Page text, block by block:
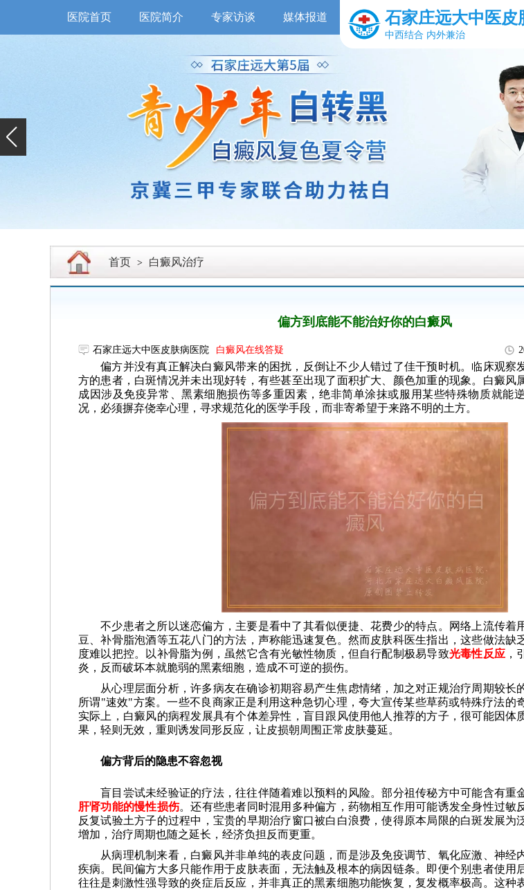
医院首页 医院简介 专家访谈 媒体报道 石家庄远大中医皮
中西结合 内外兼治
首页 > 白癜风治疗
偏方到底能不能治好你的白癜风
石家庄远大中医皮肤病医院 白癜风在线答疑
偏方并没有真正解决白癜风带来的困扰，反倒让不少人错过了佳干预时机。临床观察
方的患者，白斑情况并未出现好转，有些甚至出现了面积扩大、颜色加重的现象。白癜风
成因涉及免疫异常、黑素细胞损伤等多重因素，绝非简单涂抹或服用某些特殊物质就能
况，必须摒弃侥幸心理，寻求规范化的医学手段，而非寄希望于来路不明的土方。
不少患者之所以迷恋偏方，主要是看中了其看似便捷、花费少的特点。网络上流传着
豆、补骨脂泡酒等五花八门的方法，声称能迅速复色。然而皮肤科医生指出，这些做法缺
度难以把控。以补骨脂为例，虽然它含有光敏性物质，但自行配制极易导致光毒性反应 ，
炎，反而破坏本就脆弱的黑素细胞，造成不可逆的损伤。
从心理层面分析，许多病友在确诊初期容易产生焦虑情绪，加之对正规治疗周期较长
所谓"速效"方案。一些不良商家正是利用这种急切心理，夸大宣传某些草药或特殊疗法的
实际上，白癜风的病程发展具有个体差异性，盲目跟风使用他人推荐的方子，很可能因体
果，轻则无效，重则诱发同形反应，让皮损朝周围正常皮肤蔓延。
偏方背后的隐患不容忽视
盲目尝试未经验证的疗法，往往伴随着难以预料的风险。部分祖传秘方中可能含有重
肝肾功能的慢性损伤。还有些患者同时混用多种偏方，药物相互作用可能诱发全身性过敏
反复试验土方子的过程中，宝贵的早期治疗窗口被白白浪费，使得原本局限的白斑发展为
增加，治疗周期也随之延长，经济负担反而更重。
从病理机制来看，白癜风并非单纯的表皮问题，而是涉及免疫调节、氧化应激、神经
疾病。民间偏方大多只能作用于皮肤表面，无法触及根本的病因链条。即便个别患者使用
往往是刺激性强导致的炎症后反应，并非真正的黑素细胞功能恢复，复发概率极高。这种